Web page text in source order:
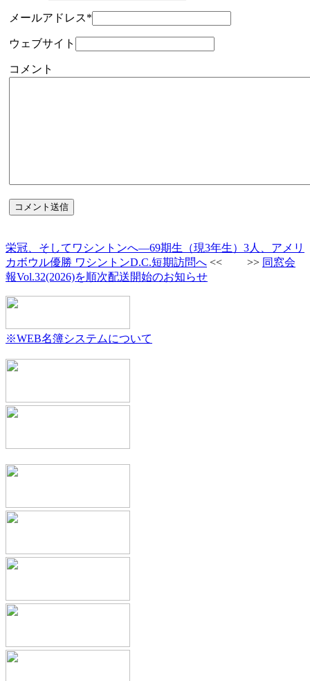
メールアドレス*
ウェブサイト
コメント
栄冠、そしてワシントンへ—69期生（現3年生）3人、アメリ
カボウル優勝 ワシントンD.C.短期訪問へ << >> 同窓会
報Vol.32(2026)を順次配送開始のお知らせ
※WEB名簿システムについて